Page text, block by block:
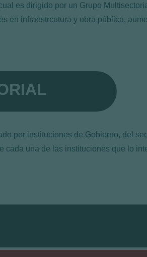
es dirigido por un Grupo
en infraestrcutura y obra pública,
por instituciones de Gobierno, del
cada una de las instituciones que lo